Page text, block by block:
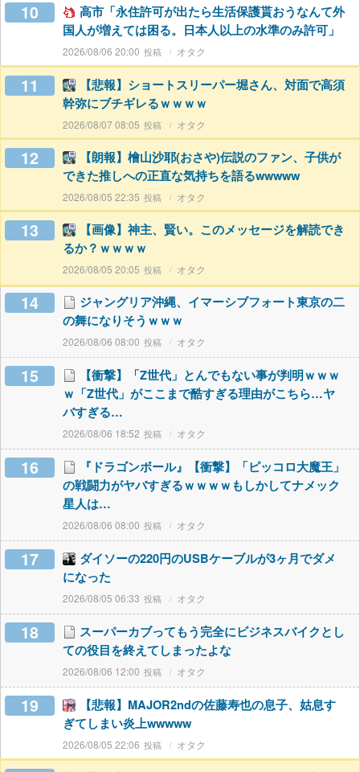
10
高市「永住許可が出たら生活保護貰おうなんて外
国人が増えては困る。日本人以上の水準のみ許可」
2026/08/06 20:00 オタク
11
【悲報】ショートスリーパー堀さん、対面で高須
幹弥にブチギレるｗｗｗｗ
2026/08/07 08:05 オタク
12
【朗報】檜山沙耶(おさや)伝説のファン、子供が
できた推しへの正直な気持ちを語るwwwww
2026/08/05 22:35 オタク
13
【画像】神主、賢い。このメッセージを解読でき
るか？ｗｗｗｗ
2026/08/05 20:05 オタク
14
ジャングリア沖縄、イマーシブフォート東京の二
の舞になりそうｗｗｗ
2026/08/06 08:00 オタク
15
【衝撃】「Z世代」とんでもない事が判明ｗｗｗ
ｗ「Z世代」がここまで酷すぎる理由がこちら…ヤ
バすぎる…
2026/08/06 18:52 オタク
16
『ドラゴンボール』【衝撃】「ピッコロ大魔王」
の戦闘力がヤバすぎるｗｗｗｗもしかしてナメック
星人は…
2026/08/06 08:00 オタク
17
ダイソーの220円のUSBケーブルが3ヶ月でダメ
になった
2026/08/05 06:33 オタク
18
スーパーカブってもう完全にビジネスバイクとし
ての役目を終えてしまったよな
2026/08/06 12:00 オタク
19
【悲報】MAJOR2ndの佐藤寿也の息子、姑息す
ぎてしまい炎上wwwww
2026/08/05 22:06 オタク